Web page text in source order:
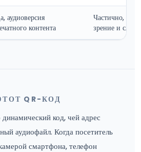
аудиоверсия
контента
Частично,
зрение и слух
QR-КОД
код, чей адрес
аудиофайл. Когда посетитель
смартфона, телефон